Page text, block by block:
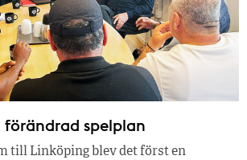
spelplan
till Linköping blev det först en